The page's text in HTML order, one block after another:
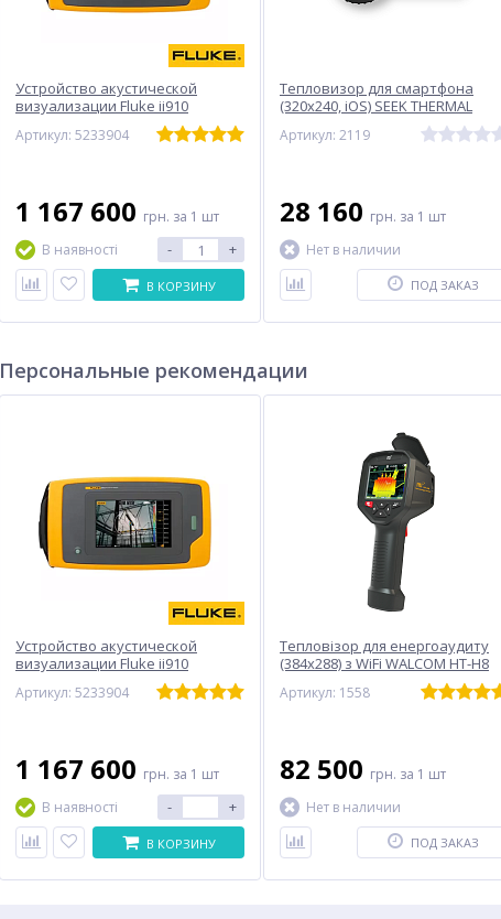
Устройство акустической
визуализации Fluke ii910
Артикул: 5233904
1 167 600 грн. за 1 шт
В наявності
- +
В КОРЗИНУ
Тепловизор для смартфона
(320x240, iOS) SEEK THERMAL
Артикул: 2119
28 160 грн. за 1 шт
Нет в наличии
ПОД ЗАКАЗ
Персональные рекомендации
Устройство акустической
визуализации Fluke ii910
Артикул: 5233904
1 167 600 грн. за 1 шт
В наявності
- +
В КОРЗИНУ
Тепловізор для енергоаудиту
(384x288) з WiFi WALCOM HT-H8
Артикул: 1558
82 500 грн. за 1 шт
Нет в наличии
ПОД ЗАКАЗ